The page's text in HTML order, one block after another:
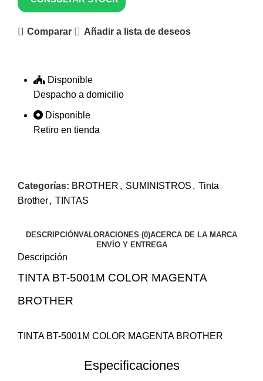
Comparar Añadir a lista de deseos
Disponible
Despacho a domicilio
Disponible
Retiro en tienda
Categorías: BROTHER , SUMINISTROS , Tinta
Brother, TINTAS
DESCRIPCIÓNVALORACIONES (0)ACERCA DE LA MARCA
ENVÍO Y ENTREGA
Descripción
TINTA BT-5001M COLOR MAGENTA
BROTHER
TINTA BT-5001M COLOR MAGENTA BROTHER
Especificaciones